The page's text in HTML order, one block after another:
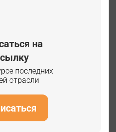
на
последних
отрасли